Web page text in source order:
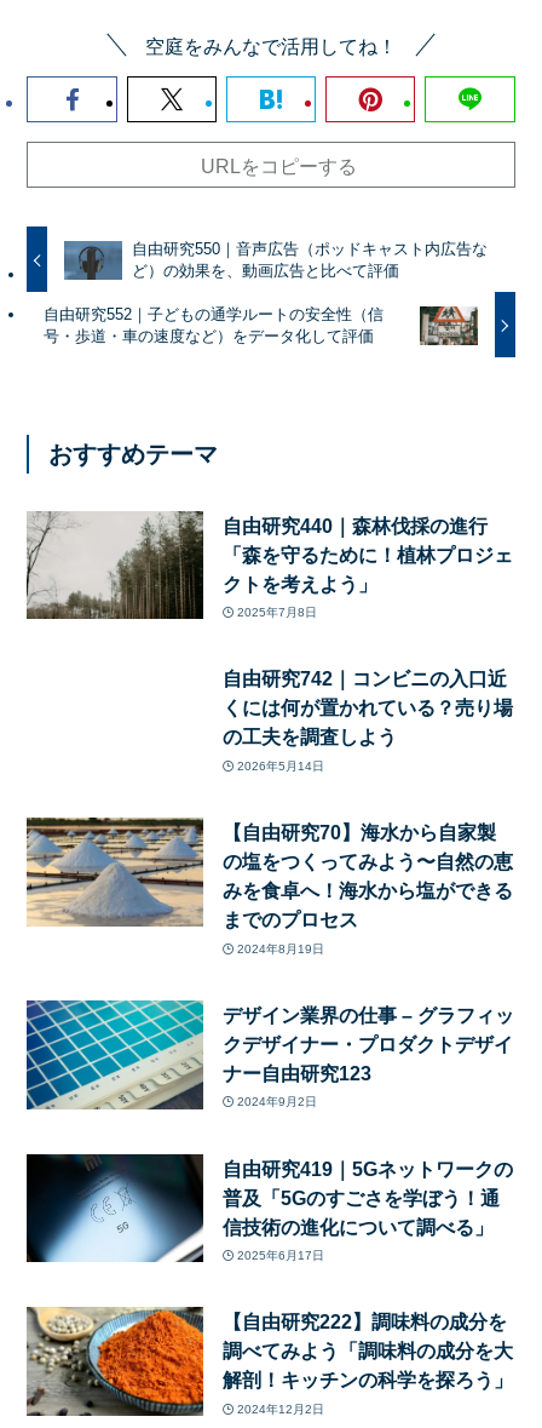
空庭をみんなで活用してね！
URLをコピーする
自由研究550｜音声広告（ポッドキャスト内広告な
ど）の効果を、動画広告と比べて評価
自由研究552｜子どもの通学ルートの安全性（信
号・歩道・車の速度など）をデータ化して評価
おすすめテーマ
自由研究440｜森林伐採の進行
「森を守るために！植林プロジェ
クトを考えよう」
2025年7月8日
自由研究742｜コンビニの入口近
くには何が置かれている？売り場
の工夫を調査しよう
2026年5月14日
【自由研究70】海水から自家製
の塩をつくってみよう〜自然の恵
みを食卓へ！海水から塩ができる
までのプロセス
2024年8月19日
デザイン業界の仕事 – グラフィッ
クデザイナー・プロダクトデザイ
ナー自由研究123
2024年9月2日
自由研究419｜5Gネットワークの
普及「5Gのすごさを学ぼう！通
信技術の進化について調べる」
2025年6月17日
【自由研究222】調味料の成分を
調べてみよう「調味料の成分を大
解剖！キッチンの科学を探ろう」
2024年12月2日